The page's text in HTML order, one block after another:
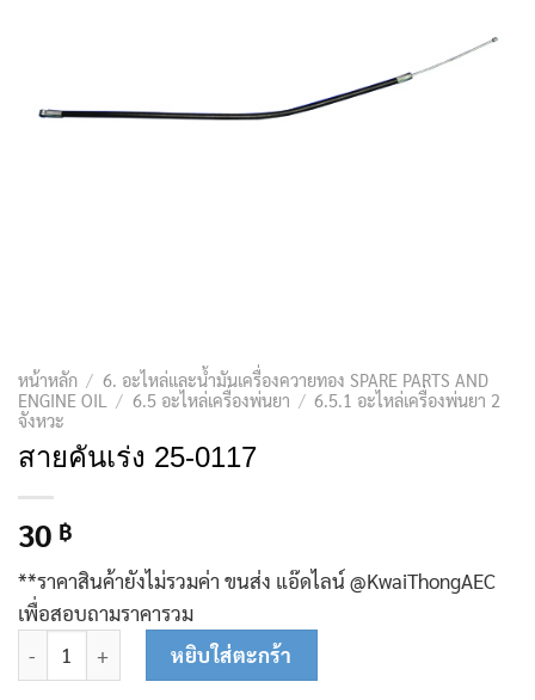
หน้าหลัก / 6. อะไหล่และน้ำมันเครื่องควายทอง SPARE PARTS AND
ENGINE OIL
/ 6.5 อะไหล่เครื่องพ่นยา / 6.5.1 อะไหล่เครื่องพ่นยา 2
จังหวะ
สายคันเร่ง 25-0117
30 ฿
**ราคาสินค้ายังไม่รวมค่า ขนส่ง แอ๊ดไลน์ @KwaiThongAEC
เพื่อสอบถามราคารวม
จำนวน สายคันเร่ง 25-0117 ชิ้น
หยิบใส่ตะกร้า